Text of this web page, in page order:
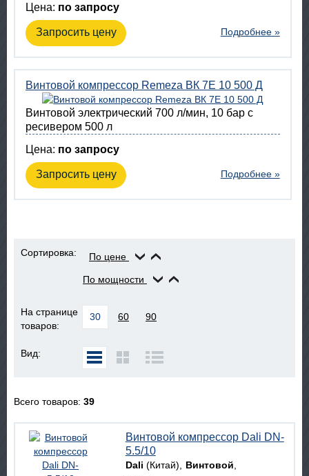
Цена: по запросу
Запросить цену Подробнее »
Винтовой компрессор Remeza ВК 7E 10 500 Д
Винтовой электрический 700 л/мин, 10 бар с
ресивером 500 л
Цена: по запросу
Запросить цену Подробнее »
Сортировка: По цене
По мощности
На странице
товаров:
30 60 90
Вид:
Всего товаров: 39
Винтовой компрессор Dali DN-
5.5/10
Dali (Китай)
Винтовой